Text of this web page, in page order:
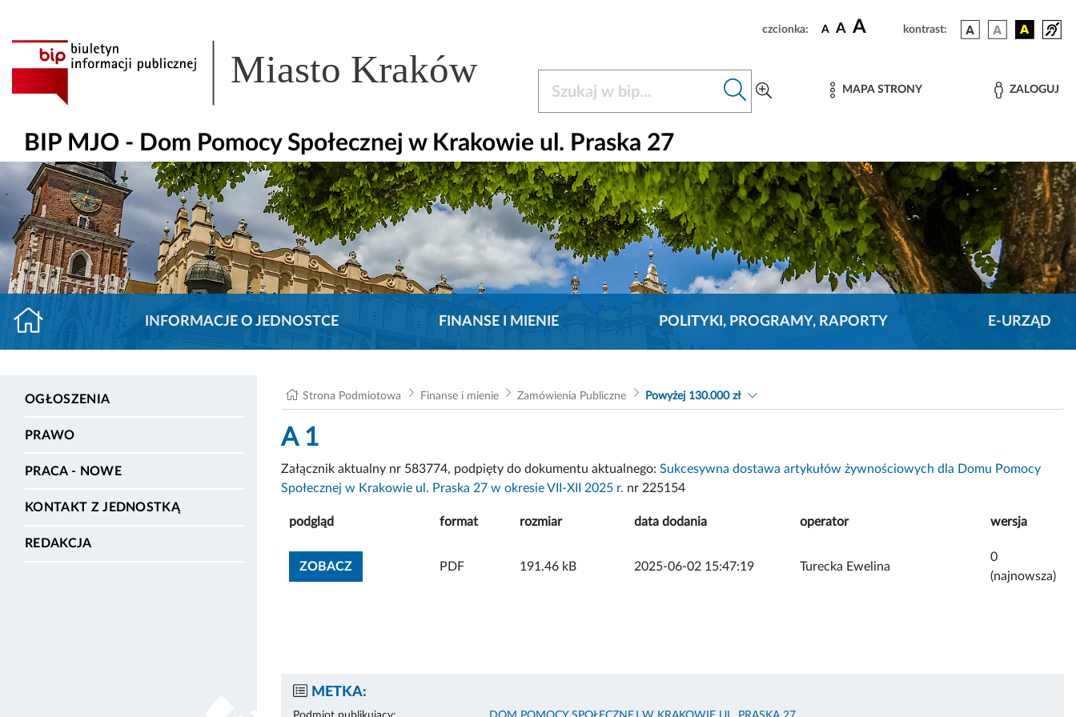
czcionka: A A A kontrast:
Miasto Kraków MAPA STRONY ZALOGUJ
BIP MJO - Dom Pomocy Społecznej w Krakowie ul. Praska 27
INFORMACJE O JEDNOSTCE FINANSE I MIENIE POLITYKI, PROGRAMY, RAPORTY E-URZĄD
OGŁOSZENIA
PRAWO
PRACA - NOWE
KONTAKT Z JEDNOSTKĄ
REDAKCJA
Strona Podmiotowa Finanse i mienie Zamówienia Publiczne Powyżej 130.000 zł
A 1
Załącznik aktualny nr 583774, podpięty do dokumentu aktualnego: Sukcesywna dostawa artykułów żywnościowych dla Domu Pomocy
Społecznej w Krakowie ul. Praska 27 w okresie VII-XII 2025 r. nr 225154
podgląd format rozmiar data dodania operator wersja
ZOBACZZOBACZ ZAŁĄCZNIK
PDF 191.46 kB 2025-06-02 15:47:19 Turecka Ewelina
0
(najnowsza)
METKA: